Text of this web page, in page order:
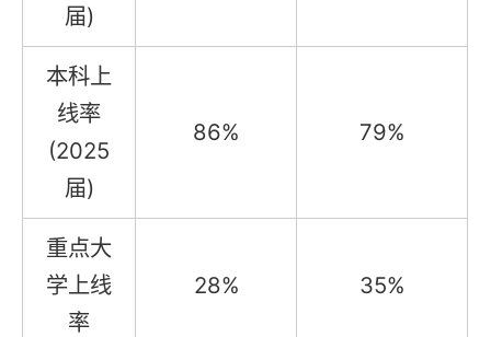
届)
本科上
线率
(2025
届)
86% 79%
重点大
学上线
率
28% 35%